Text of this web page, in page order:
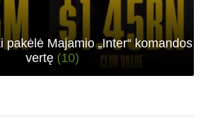
pakėlė Majamio „Inter“ komandos
vertę (10)